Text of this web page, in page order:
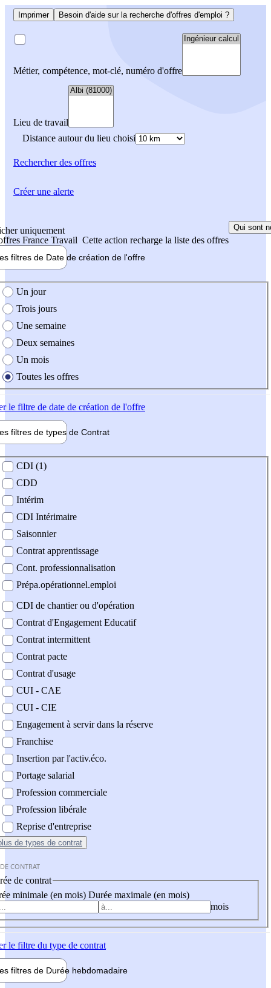
Imprimer Besoin d'aide sur la recherche d'offres d'emploi ?
Métier, compétence, mot-clé, numéro d'offre
Lieu de travail
Distance autour du lieu choisi
Rechercherdes offres
uniquement
France Travail Cette action recharge la liste des offres
Qui sont
filtres de Date de création de l'offre
création de l'offre
Un jour
Trois jours
Une semaine
Deux semaines
Un mois
Toutes les offres
le filtre de date de création de l'offre
filtres de types de Contrat
contrat
CDI (1)
CDD
Intérim
CDI Intérimaire
Saisonnier
Contrat apprentissage
Cont. professionnalisation
Prépa.opérationnel.emploi
CDI de chantier ou d'opération
Contrat d'Engagement Educatif
Contrat intermittent
Contrat pacte
Contrat d'usage
CUI - CAE
CUI - CIE
Engagement à servir dans la réserve
Franchise
Insertion par l'activ.éco.
Portage salarial
Profession commerciale
Profession libérale
Reprise d'entreprise
de types de contrat
CONTRAT
de contrat
minimale (en mois) Durée maximale (en mois)
mois
le filtre du type de contrat
filtres de Durée hebdomadaire
Créer une alerte